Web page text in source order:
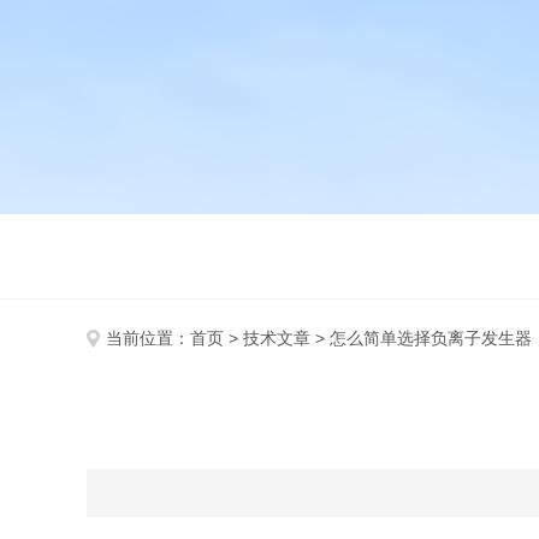
当前位置： 首页 > 技术文章 > 怎么简单选择负离子发生器